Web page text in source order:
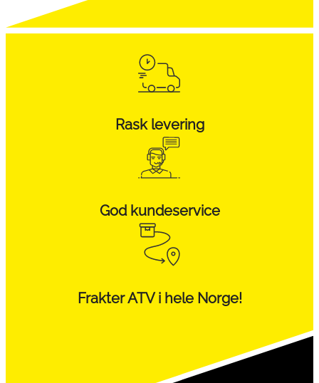
Rask levering
God kundeservice
Frakter ATV i hele Norge!